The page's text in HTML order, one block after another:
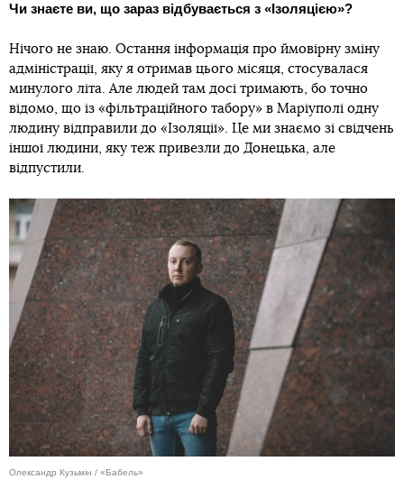
Чи знаєте ви, що зараз відбувається з «Ізоляцією»?
Нічого не знаю. Остання інформація про ймовірну зміну
адміністрації, яку я отримав цього місяця, стосувалася
минулого літа. Але людей там досі тримають, бо точно
відомо, що із «фільтраційного табору» в Маріуполі одну
людину відправили до «Ізоляції». Це ми знаємо зі свідчень
іншої людини, яку теж привезли до Донецька, але
відпустили.
Олександр Кузьмін / «Бабель»